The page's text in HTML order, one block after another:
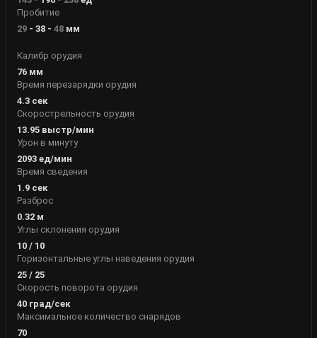
Пробитие
29- 38- 48 мм
Калибр орудия
76мм
Время перезарядки орудия
4.3сек
Скорострельность орудия
13.95выстр/мин
Урон в минуту
2093ед/мин
Время сведения
1.9сек
Разброс
0.32м
Углы склонения орудия
10 / 10
Горизонтальные углы наведения орудия
25 / 25
Скорость поворота орудия
40град/сек
Максимальное количество снарядов
70